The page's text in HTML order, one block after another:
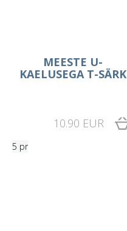
MEESTE U-
KAELUSEGA T-SÄRK
10.90 EUR
5 pr